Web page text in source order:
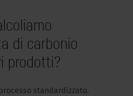
di carbonio
prodotti?
standardizzato.